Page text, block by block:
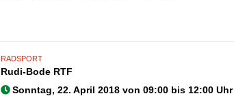
RADSPORT
Rudi-Bode RTF
Sonntag, 22. April 2018 von 09:00 bis 12:00 Uhr